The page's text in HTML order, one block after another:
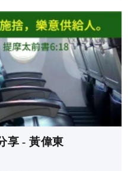
享 - 黃偉東